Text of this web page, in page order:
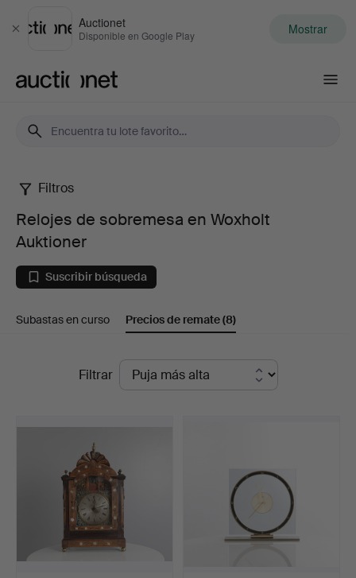
Cerrar
Auctionet
Disponible en Google Play Mostrar
Relojes
de
sobremesa
en
Auktioner
Filtros
Relojes de sobremesa en Woxholt
Auktioner
Suscribir búsqueda
Subastas en curso Precios de remate(8)
remate
Filtrar